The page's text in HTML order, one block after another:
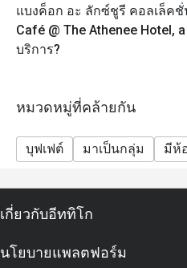
ที่ร้านคึกคัก เชฟและทีมงานยัง
พิถีพิถัน นอกจากนี้ เชฟยังสาม
ความต้องการพิเศษ ของลูกค้า
"การมีอาการแพ้อาหารบางครั้ง
ครัวของเชฟบิ๊ก"
ต้องกลับมาเยือนอีกครั้ง
เมนูแนะนำ
Thai scallops, pasta
oysters, shrimp, clams,
Thai Scallops, pasta
oysters, shrimp, clams,
swimmer crab, foie gras.
- Sunday Brunch will no longer serve lobster and will
- Due to availability and food rotation, some items
listed above may not be
The buffet does not
แบงค็อก อะ ลักซ์ชูรี คอลเล็คชั่
Café @ The Athenee Hotel,
บริการ?
หมวดหมู่ที่คล้ายกัน
บุฟเฟต์ มาเป็นกลุ่ม มีห้
เกี่ยวกับอีททิโก
นโยบายแพลตฟอร์ม